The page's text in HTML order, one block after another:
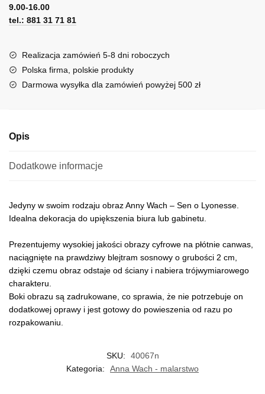
o
Lyonesse
9.00-16.00
tel.: 881 31 71 81
Realizacja zamówień 5-8 dni roboczych
Polska firma, polskie produkty
Darmowa wysyłka dla zamówień powyżej 500 zł
Opis
Dodatkowe informacje
Jedyny w swoim rodzaju obraz Anny Wach – Sen o Lyonesse.
Idealna dekoracja do upiększenia biura lub gabinetu.
Prezentujemy wysokiej jakości obrazy cyfrowe na płótnie canwas,
naciągnięte na prawdziwy blejtram sosnowy o grubości 2 cm,
dzięki czemu obraz odstaje od ściany i nabiera trójwymiarowego
charakteru.
Boki obrazu są zadrukowane, co sprawia, że nie potrzebuje on
dodatkowej oprawy i jest gotowy do powieszenia od razu po
rozpakowaniu.
SKU:
40067n
Kategoria:
Anna Wach - malarstwo